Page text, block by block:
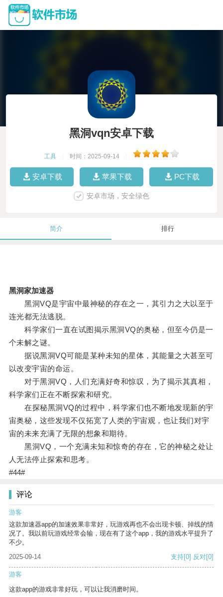
黑洞vqn安卓下载
工具 时间：2025-09-14
安卓下载 苹果下载 PC下载
安卓市场，安全绿色
简介 排行
黑洞家加速器
黑洞VQ是宇宙中最神秘的存在之一，其引力之大以至于
连光都无法逃脱。
科学家们一直在试图揭示黑洞VQ的奥秘，但至今仍是一
个未解之谜。
据说黑洞VQ可能是某种未知的星体，其能量之大甚至可
以改变宇宙的命运。
对于黑洞VQ，人们充满好奇和惊叹，为了揭示其真相，
科学家们正在不断探索和研究。
在探秘黑洞VQ的过程中，科学家们也不断地发现新的宇
宙奥秘，这些发现不仅拓宽了人类的宇宙观，也让我们对宇
宙的未来充满了无限的想象和期待。
黑洞VQ，一个充满未知和惊奇的存在，它的神秘之处让
人无法停止探索和思考。
#44#
评论
游客
这款加速器app的加速效果非常好，玩游戏再也不会出现卡顿、掉线的情
况了。我以前玩游戏经常会输，现在有了这个app，我的游戏水平提升了
不少。
2025-09-14
支持[0] 反对[0]
游客
这款app的游戏非常好玩，可以让我消磨时间。